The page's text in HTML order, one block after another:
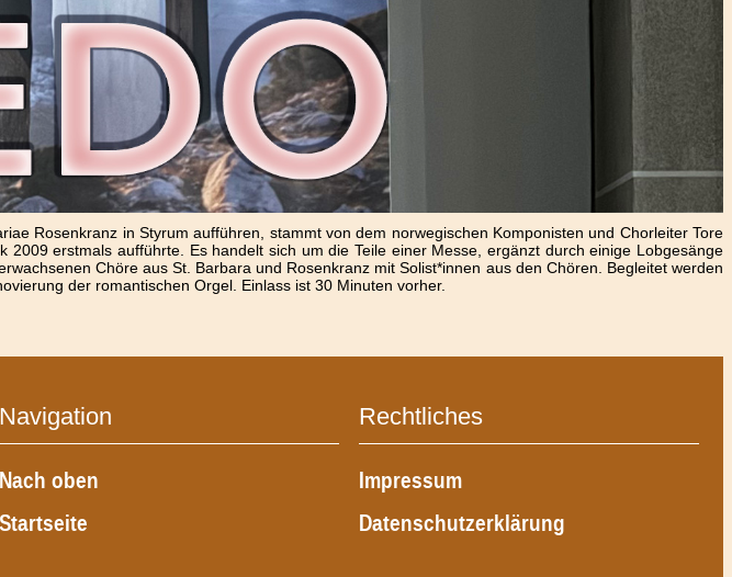
Rosenkranz in Styrum aufführen, stammt von dem norwegischen Komponisten und Chorleiter Tore
2009 erstmals aufführte. Es handelt sich um die Teile einer Messe, ergänzt durch einige Lobgesänge
Chöre aus St. Barbara und Rosenkranz mit Solist*innen aus den Chören. Begleitet werden
der romantischen Orgel. Einlass ist 30 Minuten vorher.
Navigation
Nach oben
Startseite
Rechtliches
Impressum
Datenschutzerklärung